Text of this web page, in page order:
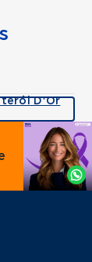
D'Or
Agende
Whatsapp